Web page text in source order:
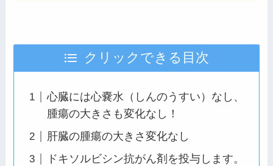
クリックできる目次
心臓には心嚢水（しんのうすい）なし、
腫瘍の大きさも変化なし！
肝臓の腫瘍の大きさ変化なし
ドキソルビシン抗がん剤を投与します。